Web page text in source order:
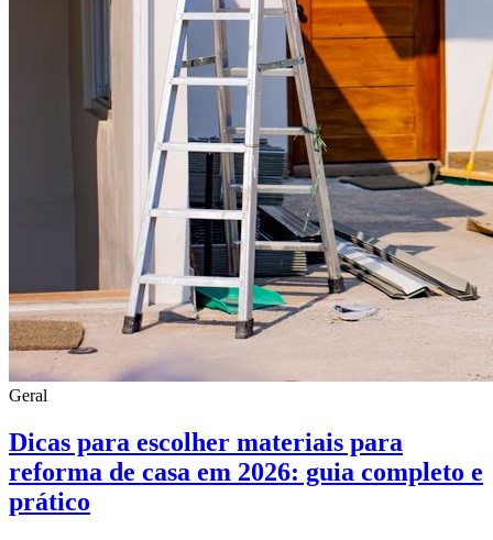
Geral
Dicas para escolher materiais para
reforma de casa em 2026: guia completo e
prático